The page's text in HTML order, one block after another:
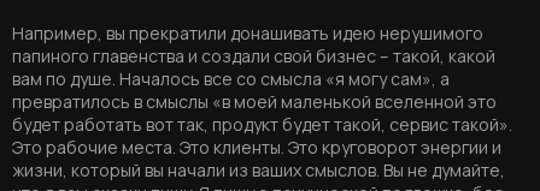
Например, вы прекратили донашивать идею нерушимого
папиного главенства и создали свой бизнес – такой, какой
вам по душе. Началось все со смысла «я могу сам», а
превратилось в смыслы «в моей маленькой вселенной это
будет работать вот так, продукт будет такой, сервис такой».
Это рабочие места. Это клиенты. Это круговорот энергии и
жизни, который вы начали из ваших смыслов. Вы не думайте,